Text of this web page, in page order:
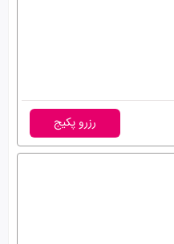
رزرو پکیج